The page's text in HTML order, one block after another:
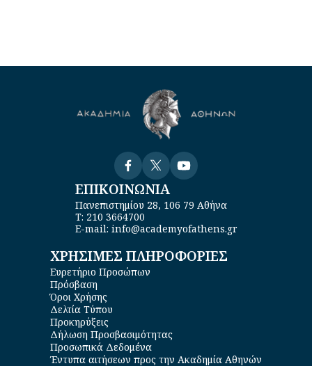
VisitVisitVisit
ΕΠΙΚΟΙΝΩΝΙΑ
Πανεπιστημίου 28, 106 79 Αθήνα
Τ: 210 3664700
E-mail: info@academyofathens.gr
ΧΡΗΣΙΜΕΣ ΠΛΗΡΟΦΟΡΙΕΣ
Ευρετήριο Προσώπων
Πρόσβαση
Όροι Χρήσης
Δελτία Τύπου
Προκηρύξεις
Δήλωση Προσβασιμότητας
Προσωπικά Δεδομένα
Έντυπα αιτήσεων προς την Ακαδημία Αθηνών